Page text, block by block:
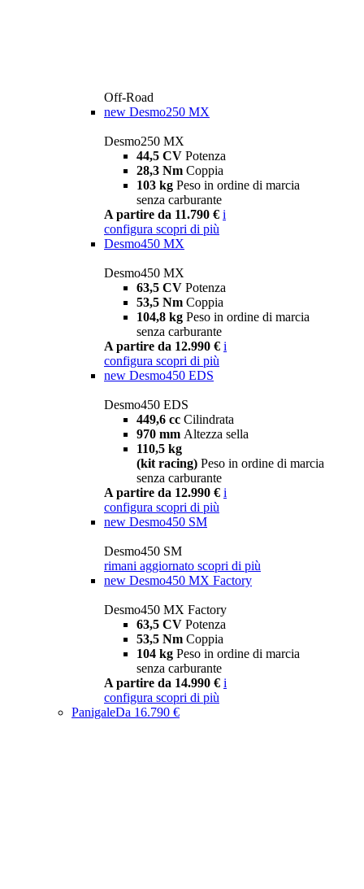
Off-Road
new Desmo250 MX
Desmo250 MX
44,5 CV Potenza
28,3 Nm Coppia
103 kg Peso in ordine di marcia
senza carburante
A partire da 11.790 € i
configura scopri di più
Desmo450 MX
Desmo450 MX
63,5 CV Potenza
53,5 Nm Coppia
104,8 kg Peso in ordine di marcia
senza carburante
A partire da 12.990 € i
configura scopri di più
new Desmo450 EDS
Desmo450 EDS
449,6 cc Cilindrata
970 mm Altezza sella
110,5 kg
(kit racing) Peso in ordine di marcia
senza carburante
A partire da 12.990 € i
configura scopri di più
new Desmo450 SM
Desmo450 SM
rimani aggiornato scopri di più
new Desmo450 MX Factory
Desmo450 MX Factory
63,5 CV Potenza
53,5 Nm Coppia
104 kg Peso in ordine di marcia
senza carburante
A partire da 14.990 € i
configura scopri di più
PanigaleDa 16.790 €